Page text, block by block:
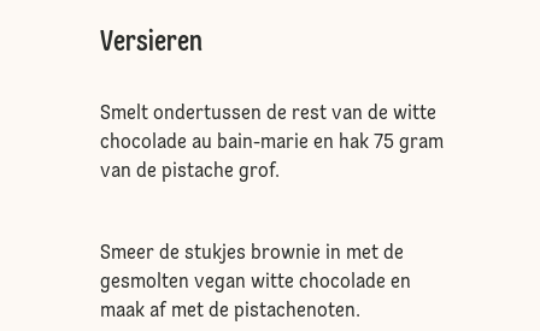
Versieren
Smelt ondertussen de rest van de witte
chocolade au bain-marie en hak 75 gram
van de pistache grof.
Smeer de stukjes brownie in met de
gesmolten vegan witte chocolade en
maak af met de pistachenoten.